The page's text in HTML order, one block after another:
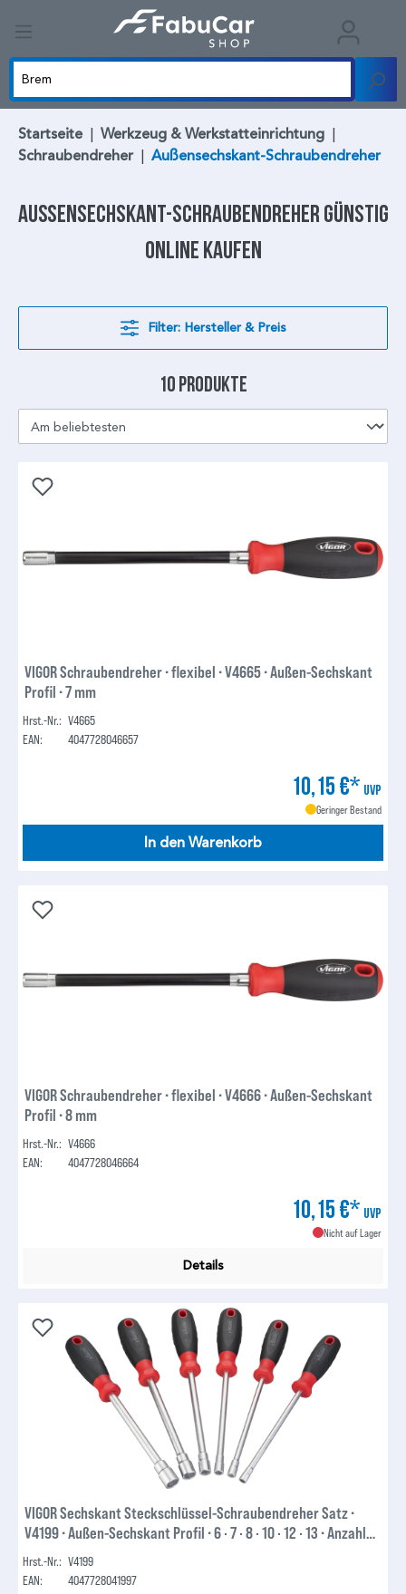
Startseite | Werkzeug & Werkstatteinrichtung |
Schraubendreher | Außensechskant-Schraubendreher
Außensechskant-Schraubendreher günstig
online kaufen
Filter: Hersteller & Preis
10 Produkte
VIGOR Schraubendreher ∙ flexibel ∙ V4665 ∙ Außen-Sechskant
Profil ∙ 7 mm
Hrst.-Nr.: V4665
EAN:
4047728046657
10,15 €* UVP
Geringer Bestand
In den Warenkorb
VIGOR Schraubendreher ∙ flexibel ∙ V4666 ∙ Außen-Sechskant
Profil ∙ 8 mm
Hrst.-Nr.: V4666
EAN:
4047728046664
10,15 €* UVP
Nicht auf Lager
Details
VIGOR Sechskant Steckschlüssel-Schraubendreher Satz ∙
V4199 ∙ Außen-Sechskant Profil ∙ 6 · 7 · 8 · 10 · 12 · 13 ∙ Anzahl
Werkzeuge:
Hrst.-Nr.: V4199
EAN:
4047728041997